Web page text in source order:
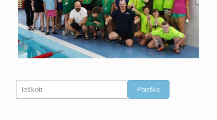
Paieška Paieška